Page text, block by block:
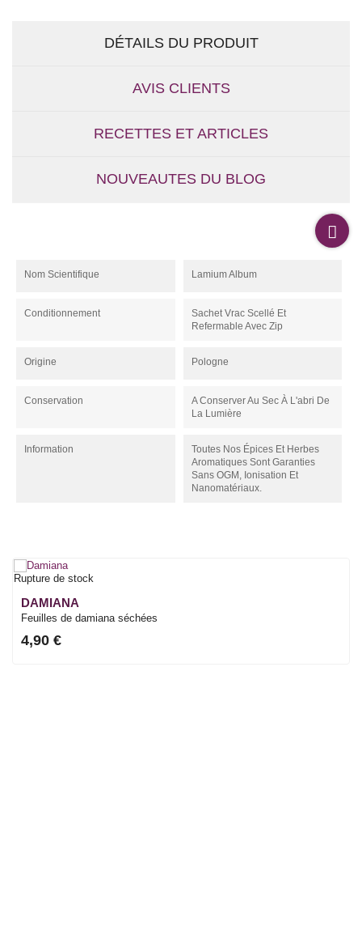
DÉTAILS DU PRODUIT
AVIS CLIENTS
RECETTES ET ARTICLES
NOUVEAUTES DU BLOG
Nom Scientifique Lamium Album
Conditionnement
Sachet Vrac Scellé Et
Refermable Avec Zip
Origine Pologne
Conservation
A Conserver Au Sec À L'abri De
La Lumière
Information
Toutes Nos Épices Et Herbes
Aromatiques Sont Garanties
Sans OGM, Ionisation Et
Nanomatériaux.
Rupture de stock
DAMIANA
Feuilles de damiana séchées
4,90 €